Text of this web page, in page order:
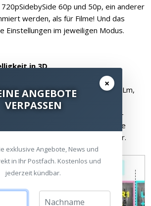
60p und 50p, ein anderer
werden, als für Filme! Und das
Einstellungen im jeweiligen Modus.
in 3D
(LMP-H202) mit 1300 Lm,
Elektronik, ist die
2,5 mal höher als beim SONY VPL-
mit der neuen 3D Brille, die
ist nun in 5 Stufen einstellbar.
×
ANGEBOTE
VERPASSEN
exklusive Angebote, News und
in Ihr Postfach. Kostenlos und
jederzeit kündbar.